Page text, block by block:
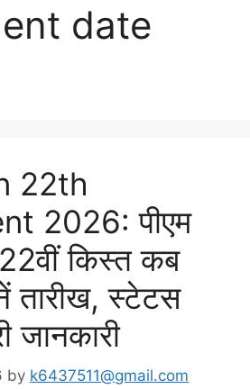
date
22th
2026: पीएम
किस्त कब
तारीख, स्टेटस
by k6437511@gmail.com